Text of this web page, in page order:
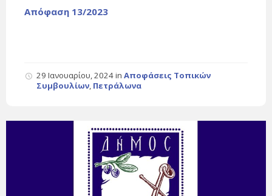
Απόφαση 13/2023
29 Ιανουαρίου, 2024in Αποφάσεις Τοπικών
Συμβουλίων, Πετράλωνα